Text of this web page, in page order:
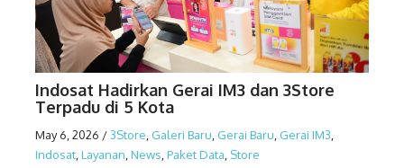
Indosat Hadirkan Gerai IM3 dan 3Store
Terpadu di 5 Kota
May 6, 2026 /3Store, Galeri Baru, Gerai Baru, Gerai IM3,
Indosat,Layanan,News,Paket Data, Store